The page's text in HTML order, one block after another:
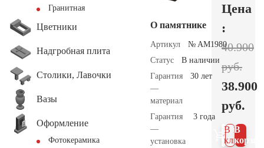
Гранитная
Цветники
Надгробная плита
Столики, Лавочки
Вазы
Оформление
Фотокерамика
О памятнике
Артикул
№ AM1980
Статус
В наличии
Гарантия
—
материал
30 лет
Гарантия
—
установка
3 года
Цена
:
40.900
руб.
38.900
руб.
В
В 1
клик